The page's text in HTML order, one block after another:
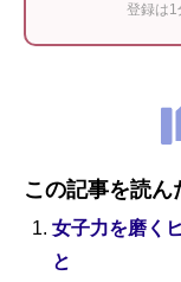
登録は1
この記事を読
女子力を磨く
と